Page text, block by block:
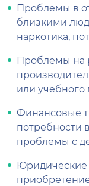
Проблемы в
близкими
наркотика,
Проблемы на
или учебного
Финансовые
потребности
проблемы с
Юридические